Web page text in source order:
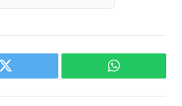
Twitter WhatsApp